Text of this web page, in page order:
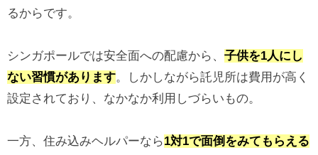
るからです。
シンガポールでは安全面への配慮から、 子供を1人にし
ない習慣があります。しかしながら託児所は費用が高く
設定されており、なかなか利用しづらいもの。
一方、住み込みヘルパーなら1対1で面倒をみてもらえる